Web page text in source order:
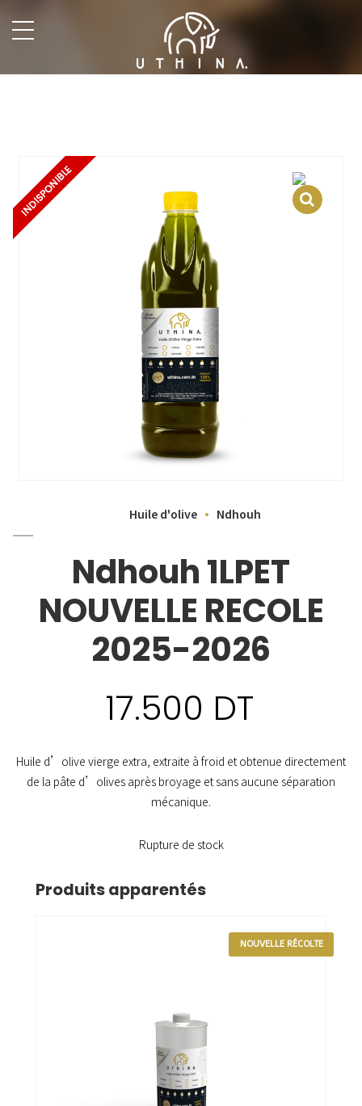
undefined
Huile d'olive Ndhouh
Ndhouh 1LPET
NOUVELLE RECOLE
2025-2026
17.500 DT
Huile d’olive vierge extra, extraite à froid et obtenue directement
de la pâte d’olives après broyage et sans aucune séparation
mécanique.
Rupture de stock
Produits apparentés
NOUVELLE RÉCOLTE